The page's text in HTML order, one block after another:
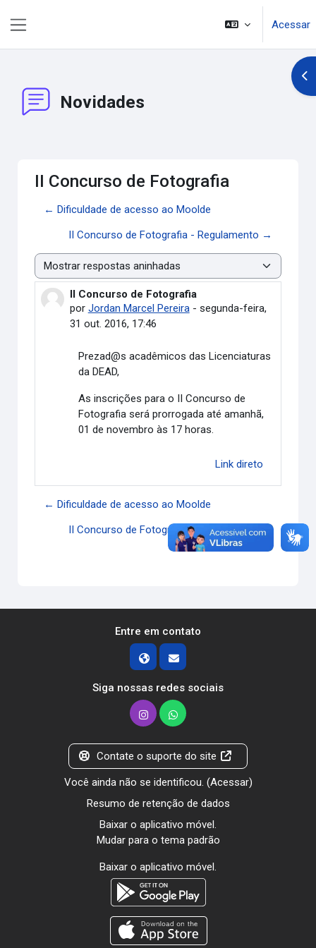
Acessar
Novidades
II Concurso de Fotografia
← Dificuldade de acesso ao Moolde
II Concurso de Fotografia - Regulamento →
Modo de visualização
II Concurso de Fotografia
por Jordan Marcel Pereira- segunda-feira,
31 out. 2016, 17:46
Número de respostas: 0
Prezad@s acadêmicos das Licenciaturas
da DEAD,
As inscrições para o II Concurso de
Fotografia será prorrogada até amanhã,
01 de novembro às 17 horas.
Link direto
← Dificuldade de acesso ao Moolde
II Concurso de Fotografia - Regulamento →
Entre em contato
Siga nossas redes sociais
Contate o suporte do site
Você ainda não se identificou. (Acessar)
Resumo de retenção de dados
Baixar o aplicativo móvel.
Mudar para o tema padrão
Baixar o aplicativo móvel.